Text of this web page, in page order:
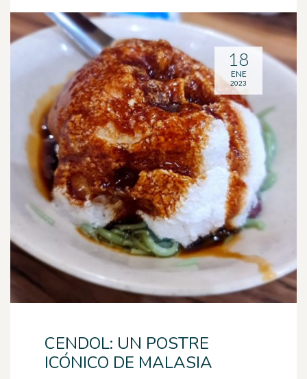
CENDOL: UN POSTRE
ICÓNICO DE MALASIA
18
ENE
2023